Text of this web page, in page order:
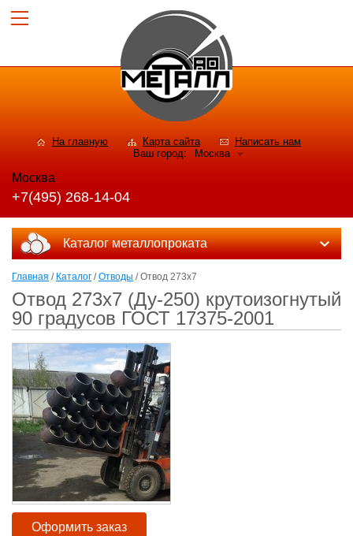
На главную Карта сайта
Написать нам
Ваш город:
Москва
Москва
+7(495) 268-14-04
Каталог металлопроката
Главная / Каталог /Отводы / Отвод 273х7
Отвод 273х7 (Ду-250) крутоизогнутый
90 градусов ГОСТ 17375-2001
Оформить заказ